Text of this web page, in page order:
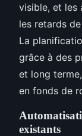
visible, et les
les retards
La
grâce à des
et long
en fonds de
existants